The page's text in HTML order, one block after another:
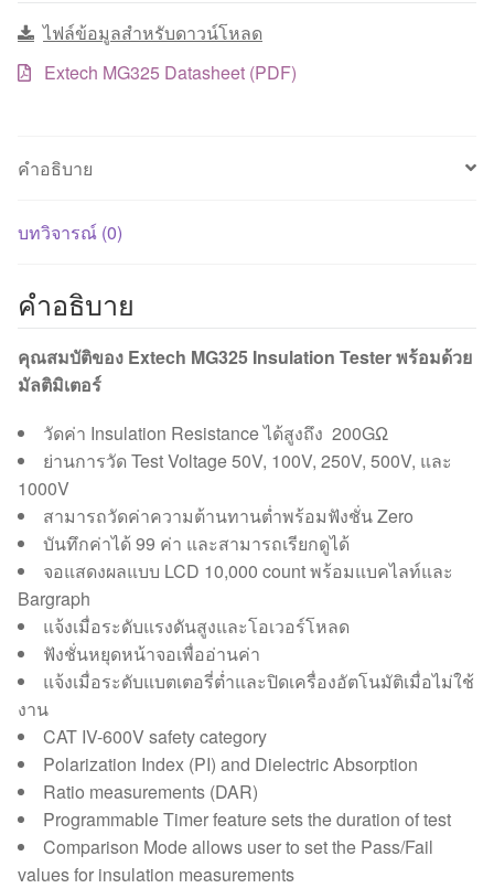
ไฟล์ข้อมูลสำหรับดาวน์โหลด
Extech MG325 Datasheet (PDF)
คำอธิบาย
บทวิจารณ์ (0)
คำอธิบาย
คุณสมบัติของ Extech MG325 Insulation Tester พร้อมด้วย
มัลติมิเตอร์
วัดค่า Insulation Resistance ได้สูงถึง 200GΩ
ย่านการวัด Test Voltage 50V, 100V, 250V, 500V, และ
1000V
สามารถวัดค่าความต้านทานต่ำพร้อมฟังชั่น Zero
บันทึกค่าได้ 99 ค่า และสามารถเรียกดูได้
จอแสดงผลแบบ LCD 10,000 count พร้อมแบคไลท์และ
Bargraph
แจ้งเมื่อระดับแรงดันสูงและโอเวอร์โหลด
ฟังชั่นหยุดหน้าจอเพื่ออ่านค่า
แจ้งเมื่อระดับแบตเตอรี่ต่ำและปิดเครื่องอัตโนมัติเมื่อไม่ใช้
งาน
CAT IV-600V safety category
Polarization Index (PI) and Dielectric Absorption
Ratio measurements (DAR)
Programmable Timer feature sets the duration of test
Comparison Mode allows user to set the Pass/Fail
values for insulation measurements